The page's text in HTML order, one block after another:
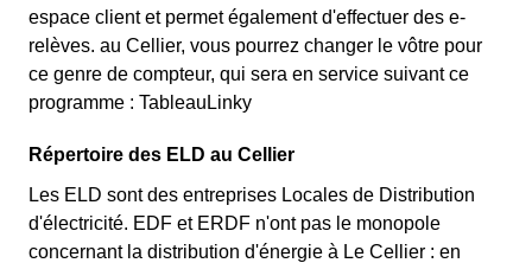
espace client et permet également d'effectuer des e-
relèves. au Cellier, vous pourrez changer le vôtre pour
ce genre de compteur, qui sera en service suivant ce
programme : TableauLinky
Répertoire des ELD au Cellier
Les ELD sont des entreprises Locales de Distribution
d'électricité. EDF et ERDF n'ont pas le monopole
concernant la distribution d'énergie à Le Cellier : en